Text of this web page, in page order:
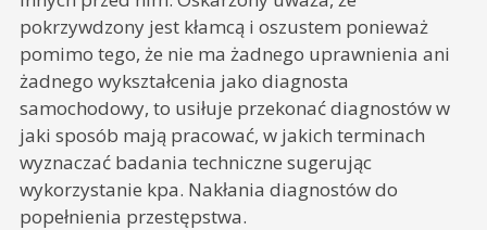
pokrzywdzony jest kłamcą i oszustem ponieważ
pomimo tego, że nie ma żadnego uprawnienia ani
żadnego wykształcenia jako diagnosta
samochodowy, to usiłuje przekonać diagnostów w
jaki sposób mają pracować, w jakich terminach
wyznaczać badania techniczne sugerując
wykorzystanie kpa. Nakłania diagnostów do
popełnienia przestępstwa.